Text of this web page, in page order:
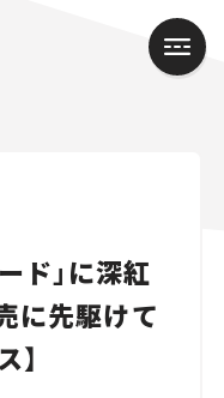
ド」に深紅
に先駆けて
】